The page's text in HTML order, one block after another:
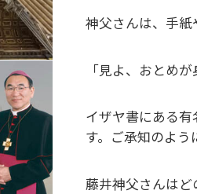
神父さんは、手紙
「見よ、おとめ
イザヤ書にある
す。ご承知のよ
藤井神父さんは